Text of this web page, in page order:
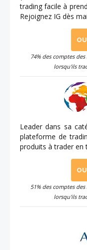
trading facile à
Rejoignez IG dès
74% des comptes
lorsqu'ils
Leader dans sa
plateforme de
produits à trader en
51% des comptes
lorsqu'ils